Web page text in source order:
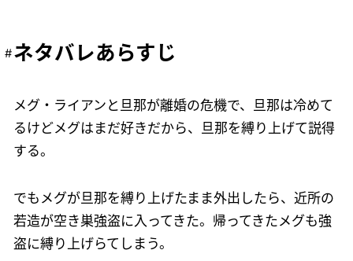
ネタバレあらすじ
メグ・ライアンと旦那が離婚の危機で、旦那は冷めて
るけどメグはまだ好きだから、旦那を縛り上げて説得
する。
でもメグが旦那を縛り上げたまま外出したら、近所の
若造が空き巣強盗に入ってきた。帰ってきたメグも強
盗に縛り上げらてしまう。